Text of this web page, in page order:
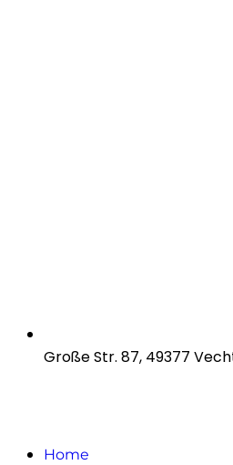
Große Str. 87, 49377
Home